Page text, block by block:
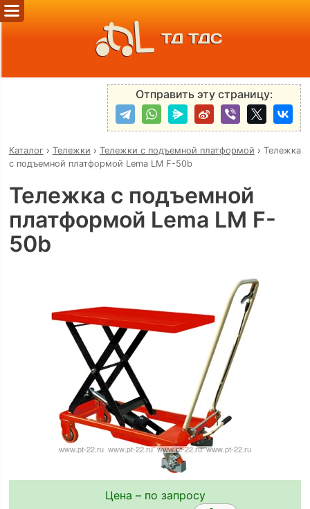
ТД ТДС
Отправить эту страницу:
Каталог› Тележки › Тележки с подъемной платформой › Тележка
с подъемной платформой Lema LM F-50b
Тележка с подъемной
платформой Lema LM F-
50b
Цена – по запросу